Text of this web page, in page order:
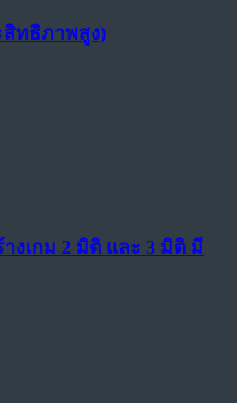
สิทธิภาพสูง)
างเกม 2 มิติ และ 3 มิติ มี